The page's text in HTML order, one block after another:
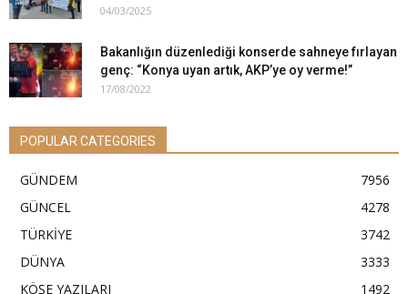
04/03/2025
Bakanlığın düzenlediği konserde sahneye fırlayan
genç: “Konya uyan artık, AKP’ye oy verme!”
17/08/2022
POPULAR CATEGORIES
GÜNDEM
7956
GÜNCEL
4278
TÜRKİYE
3742
DÜNYA
3333
KÖŞE YAZILARI
1492